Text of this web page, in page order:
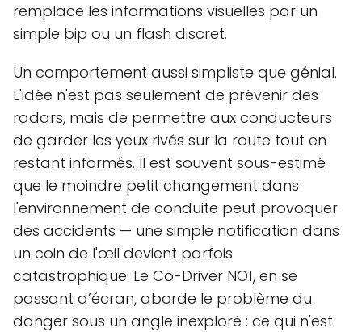
remplace les informations visuelles par un
simple bip ou un flash discret.
Un comportement aussi simpliste que génial.
L'idée n'est pas seulement de prévenir des
radars, mais de permettre aux conducteurs
de garder les yeux rivés sur la route tout en
restant informés. Il est souvent sous-estimé
que le moindre petit changement dans
l'environnement de conduite peut provoquer
des accidents — une simple notification dans
un coin de l'œil devient parfois
catastrophique. Le Co-Driver NO1, en se
passant d’écran, aborde le problème du
danger sous un angle inexploré : ce qui n'est